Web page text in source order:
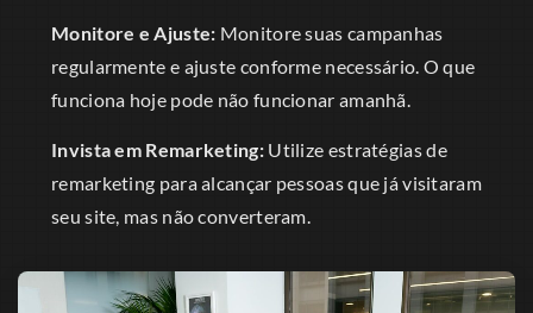
Monitore e Ajuste: Monitore suas campanhas
regularmente e ajuste conforme necessário. O que
funciona hoje pode não funcionar amanhã.
Invista em Remarketing:Utilize estratégias de
remarketing para alcançar pessoas que já visitaram
seu site, mas não converteram.